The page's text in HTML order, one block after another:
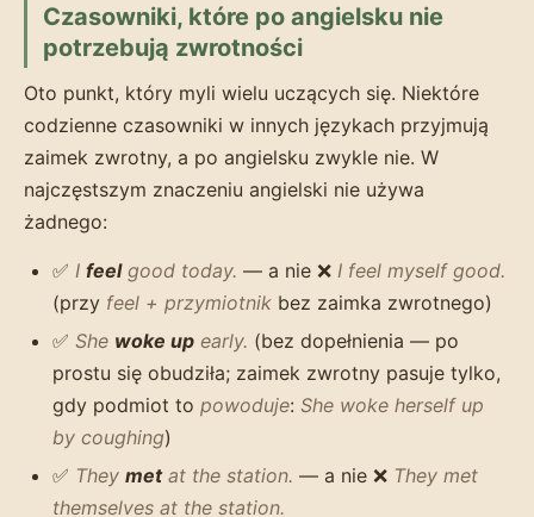
Czasowniki, które po angielsku nie
potrzebują zwrotności
Oto punkt, który myli wielu uczących się. Niektóre
codzienne czasowniki w innych językach przyjmują
zaimek zwrotny, a po angielsku zwykle nie. W
najczęstszym znaczeniu angielski nie używa
żadnego:
✅ I feelgood today. — a nie ❌ I feel myself good.
(przy feel + przymiotnik bez zaimka zwrotnego)
✅ She woke up early. (bez dopełnienia — po
prostu się obudziła; zaimek zwrotny pasuje tylko,
gdy podmiot to powoduje: She woke herself up
by coughing)
✅ They metat the station. — a nie ❌ They met
themselves at the station.